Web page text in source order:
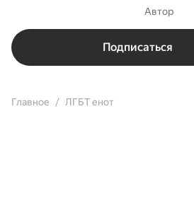
Автор
Подписаться
Главное ЛГБТ енот